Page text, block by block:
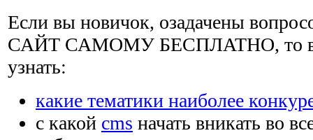
Если вы новичок, озадачены
САЙТ САМОМУ БЕСПЛАТНО, то
узнать:
какие тематики наиболее
с какой cms начать вникать во